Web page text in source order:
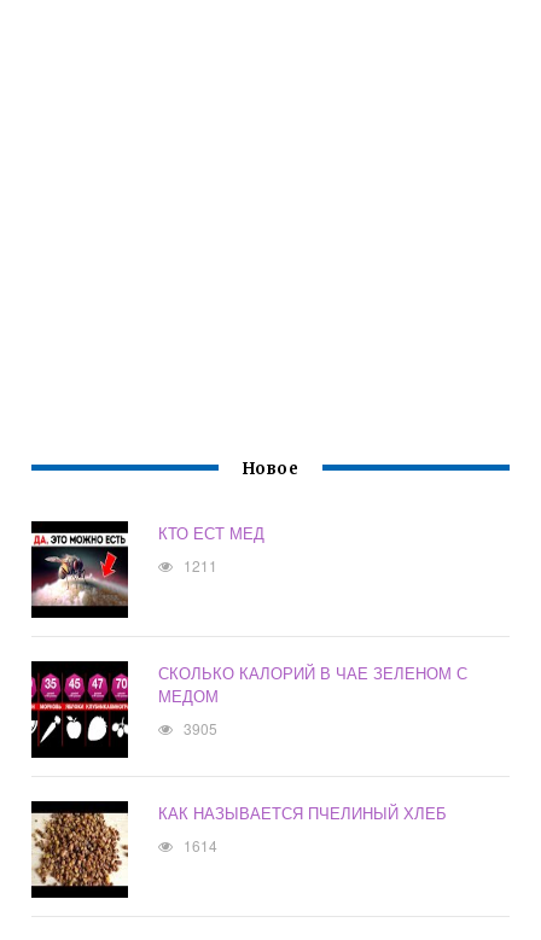
Новое
КТО ЕСТ МЕД
1211
СКОЛЬКО КАЛОРИЙ В ЧАЕ ЗЕЛЕНОМ С
МЕДОМ
3905
КАК НАЗЫВАЕТСЯ ПЧЕЛИНЫЙ ХЛЕБ
1614